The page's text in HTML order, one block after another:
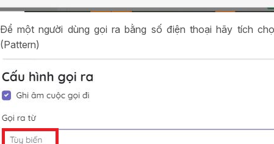
Để một người dùng gọi ra bằng số điện thoại hãy tích
(Pattern)